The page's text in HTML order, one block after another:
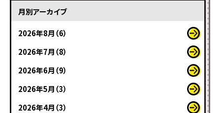
月別アーカイブ
2026年8月（6）
2026年7月（8）
2026年6月（9）
2026年5月（3）
2026年4月（3）